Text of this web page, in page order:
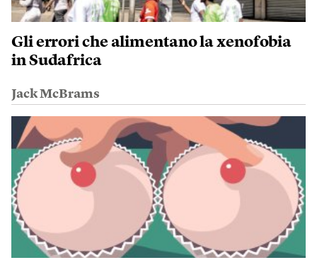
Gli errori che alimentano la xenofobia
in Sudafrica
Jack McBrams